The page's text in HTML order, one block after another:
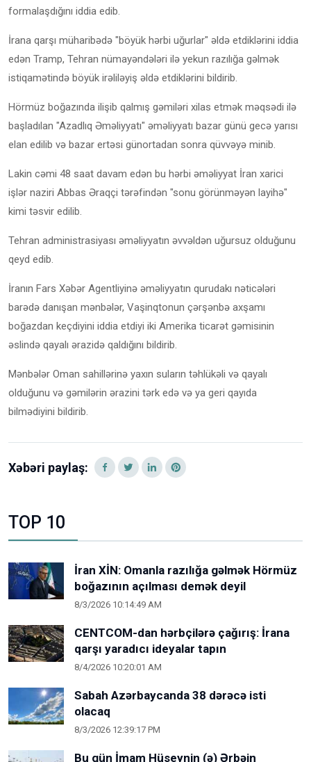
formalaşdığını iddia edib.
İrana qarşı müharibədə "böyük hərbi uğurlar" əldə etdiklərini iddia
edən Tramp, Tehran nümayəndələri ilə yekun razılığa gəlmək
istiqamətində böyük irəliləyiş əldə etdiklərini bildirib.
Hörmüz boğazında ilişib qalmış gəmiləri xilas etmək məqsədi ilə
başladılan "Azadlıq Əməliyyatı" əməliyyatı bazar günü gecə yarısı
elan edilib və bazar ertəsi günortadan sonra qüvvəyə minib.
Lakin cəmi 48 saat davam edən bu hərbi əməliyyat İran xarici
işlər naziri Abbas Əraqçi tərəfindən "sonu görünməyən layihə"
kimi təsvir edilib.
Tehran administrasiyası əməliyyatın əvvəldən uğursuz olduğunu
qeyd edib.
İranın Fars Xəbər Agentliyinə əməliyyatın qurudakı nəticələri
barədə danışan mənbələr, Vaşinqtonun çərşənbə axşamı
boğazdan keçdiyini iddia etdiyi iki Amerika ticarət gəmisinin
əslində qayalı ərazidə qaldığını bildirib.
Mənbələr Oman sahillərinə yaxın suların təhlükəli və qayalı
olduğunu və gəmilərin ərazini tərk edə və ya geri qayıda
bilmədiyini bildirib.
Xəbəri paylaş:
TOP 10
İran XİN: Omanla razılığa gəlmək Hörmüz
boğazının açılması demək deyil
8/3/2026 10:14:49 AM
CENTCOM-dan hərbçilərə çağırış: İrana
qarşı yaradıcı ideyalar tapın
8/4/2026 10:20:01 AM
Sabah Azərbaycanda 38 dərəcə isti
olacaq
8/3/2026 12:39:17 PM
Bu gün İmam Hüseynin (ə) Ərbəin